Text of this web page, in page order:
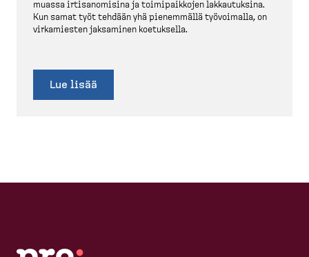
muassa irtisa­no­misina ja toimipaikkojen lakkau­tuksina.
Kun samat työt tehdään yhä pienemmällä työvoimalla, on
virkamiesten jaksaminen koetuksella.
Lue lisää